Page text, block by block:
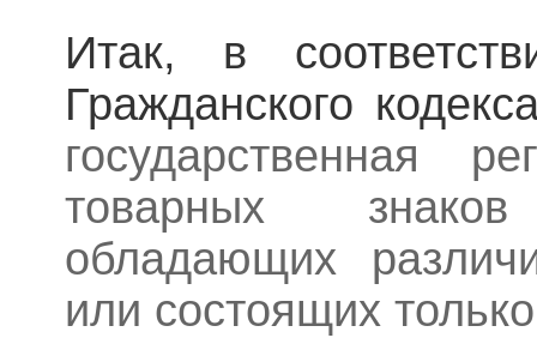
Итак, в
Гражданского
государственная
товарных
обладающих
или состоящих